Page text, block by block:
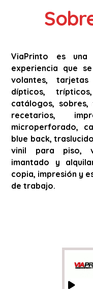
ViaPrinto es
experiencia que
volantes,
dípticos,
catálogos, sobres,
recetarios,
microperforado,
blue back,
vinil para piso,
imantado y
copia, impresión y
de trabajo.